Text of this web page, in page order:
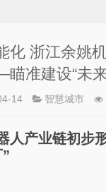
化 浙江余姚
准建设“未
14 智慧城市
人产业链初